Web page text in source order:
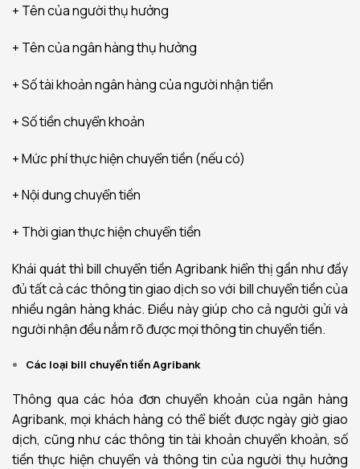
+ Tên của người thụ hưởng
+ Tên của ngân hàng thụ hưởng
+ Số tài khoản ngân hàng của người nhận tiền
+ Số tiền chuyển khoản
+ Mức phí thực hiện chuyển tiền (nếu có)
+ Nội dung chuyển tiền
+ Thời gian thực hiện chuyển tiền
Khái quát thì bill chuyển tiền Agribank hiển thị gần như đầy
đủ tất cả các thông tin giao dịch so với bill chuyển tiền của
nhiều ngân hàng khác. Điều này giúp cho cả người gửi và
người nhận đều nắm rõ được mọi thông tin chuyển tiền.
Các loại bill chuyển tiền Agribank
Thông qua các hóa đơn chuyển khoản của ngân hàng
Agribank, mọi khách hàng có thể biết được ngày giờ giao
dịch, cũng như các thông tin tài khoản chuyển khoản, số
tiền thực hiện chuyển và thông tin của người thụ hưởng